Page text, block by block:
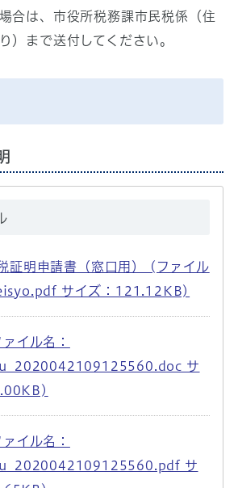
合は、市役所税務課市民税係（住
）まで送付してください。
証明申請書（窓口用） (ファイル
サイズ：121.12KB)
イル名：
サ
イル名：
サ